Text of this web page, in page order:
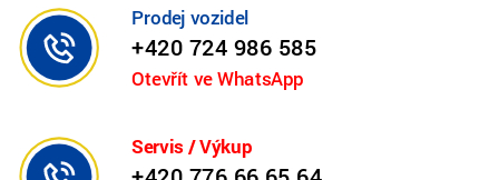
Prodej vozidel
+420 724 986 585
Otevřít ve WhatsApp
Servis / Výkup